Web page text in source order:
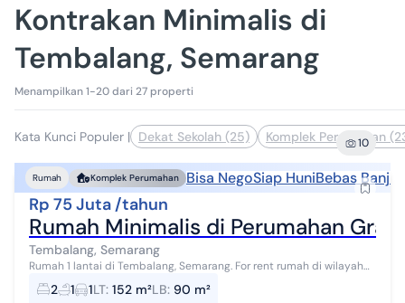
Kontrakan Minimalis di
Tembalang, Semarang
Menampilkan 1-20 dari 27 properti
Kata Kunci Populer | Dekat Sekolah (25) Komplek Perumahan
10
Rumah Komplek Perumahan Bisa NegoSiap HuniBebas Banjir
Rp 75 Juta /tahun
Rumah Minimalis di Perumahan
Tembalang, Semarang
Rumah 1 lantai di Tembalang, Semarang. For rent rumah di wilayah
yang tenang dengan pemandangan permukiman warga. Properti 1
lantai ini berada di ...
2 1 1LT: 152 m²LB: 90 m²